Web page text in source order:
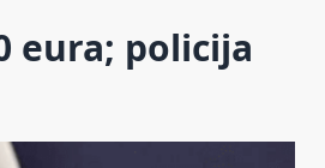
eura; policija